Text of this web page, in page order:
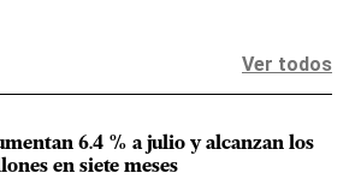
Ver todos
6.4 % a julio y alcanzan los
en siete meses